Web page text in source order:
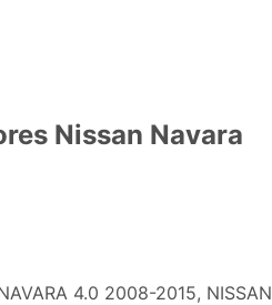
Nissan Navara
4.0 2008-2015, NISSAN